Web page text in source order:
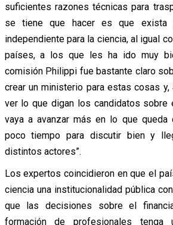
suficientes razones técnicas para
se tiene que hacer es que exista
independiente para la ciencia, al igual
países, a los que les ha ido muy
comisión Philippi fue bastante claro
crear un ministerio para estas cosas y,
ver lo que digan los candidatos sobre
vaya a avanzar más en lo que queda
poco tiempo para discutir bien y
distintos actores”.
Los expertos coincidieron en que el
ciencia una institucionalidad pública
que las decisiones sobre el
formación de profesionales tenga